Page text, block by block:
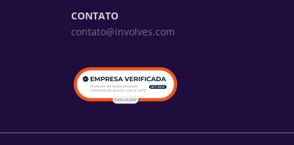
CONTATO
contato@involves.com